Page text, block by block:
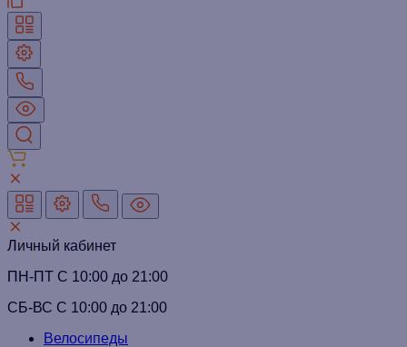
Личный кабинет
ПН-ПТ C 10:00 до 21:00
СБ-ВС С 10:00 до 21:00
Велосипеды